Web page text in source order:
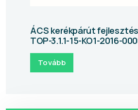
ÁCS kerékpárút
TOP-3.1.1-15-KO1-2016-
Tovább